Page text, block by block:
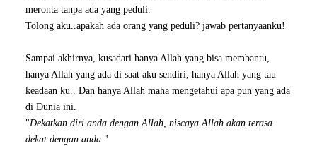
meronta tanpa ada yang peduli.
Tolong aku..apakah ada orang yang peduli? jawab pertanyaanku!
Sampai akhirnya, kusadari hanya Allah yang bisa membantu,
hanya Allah yang ada di saat aku sendiri, hanya Allah yang tau
keadaan ku.. Dan hanya Allah maha mengetahui apa pun yang ada
di Dunia ini.
"Dekatkan diri anda dengan Allah, niscaya Allah akan terasa
dekat dengan anda."